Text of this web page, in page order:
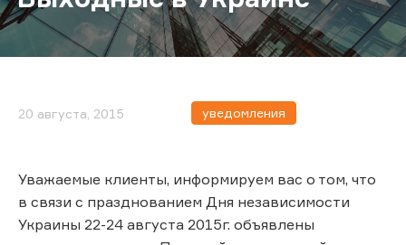
20 августа, 2015 уведомления
Уважаемые клиенты, информируем вас о том, что
в связи с празднованием Дня независимости
Украины 22-24 августа 2015г. объявлены